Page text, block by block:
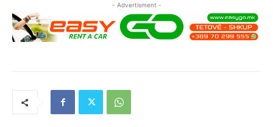
- Advertisment -